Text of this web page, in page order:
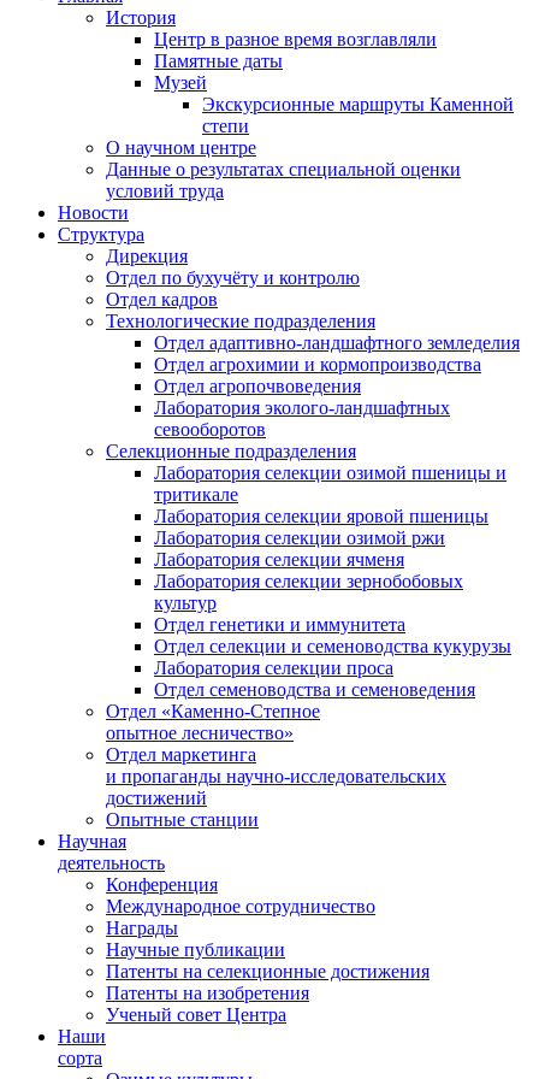
История
Центр в разное время возглавляли
Памятные даты
Музей
Экскурсионные маршруты Каменной
степи
О научном центре
Данные о результатах специальной оценки
условий труда
Новости
Структура
Дирекция
Отдел по бухучёту и контролю
Отдел кадров
Технологические подразделения
Отдел адаптивно-ландшафтного земледелия
Отдел агрохимии и кормопроизводства
Отдел агропочвоведения
Лаборатория эколого-ландшафтных
севооборотов
Селекционные подразделения
Лаборатория селекции озимой пшеницы и
тритикале
Лаборатория селекции яровой пшеницы
Лаборатория селекции озимой ржи
Лаборатория селекции ячменя
Лаборатория селекции зернобобовых
культур
Отдел генетики и иммунитета
Отдел селекции и семеноводства кукурузы
Лаборатория селекции проса
Отдел семеноводства и семеноведения
Отдел «Каменно-Степное
опытное лесничество»
Отдел маркетинга
и пропаганды научно-исследовательских
достижений
Опытные станции
Научная
деятельность
Конференция
Международное сотрудничество
Награды
Научные публикации
Патенты на селекционные достижения
Патенты на изобретения
Ученый совет Центра
Наши
сорта